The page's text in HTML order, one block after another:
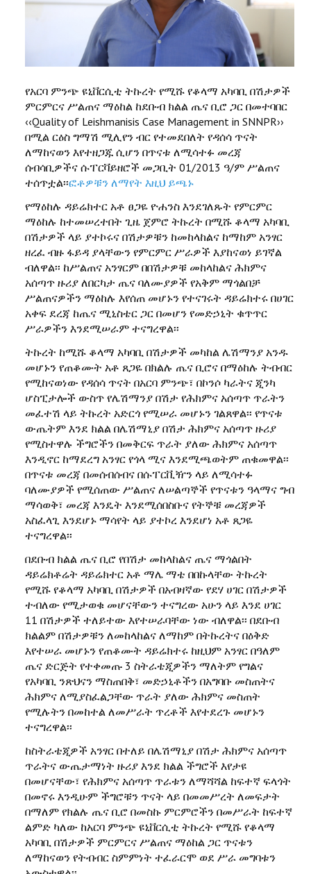
የአርባ ምንጭ ዩኒቨርሲቲ ትኩረት የሚሹ የቆላማ አካባቢ በሽታዎች
ምርምርና ሥልጠና ማዕከል ከደቡብ ክልል ጤና ቢሮ ጋር በመተባበር
‹‹Quality of Leishmanisis Case Management in SNNPR››
በሚል ርዕስ ግማሽ ሚሊየን ብር የተመደበለት የዳሰሳ ጥናት
ለማከናወን እየተዘጋጁ ሲሆን በጥናቱ ለሚሳተፉ መረጃ
ሰብሳቢዎችና ሱፐርቫይዘሮች መጋቢት 01/2013 ዓ/ም ሥልጠና
ተሰጥቷል፡፡ፎቶዎቹን ለማየት እዚህ ይጫኑ
የማዕከሉ ዳይሬክተር አቶ ፀጋዬ ዮሐንስ እንደገለጹት የምርምር
ማዕከሉ ከተመሠረተበት ጊዜ ጀምሮ ትኩረት በሚሹ ቆላማ አካባቢ
በሽታዎች ላይ ያተኮሩና በሽታዎቹን ከመከላከልና ከማከም አንፃር
ዘረፈ ብዙ ፋይዳ ያላቸውን የምርምር ሥራዎች እያከናወነ ይገኛል
ብለዋል፡፡ ከሥልጠና አንፃርም በበሽታዎቹ መከላከልና ሕክምና
አሰጣጥ ዙሪያ ለበርካታ ጤና ባለሙያዎች የአቅም ማጎልበቻ
ሥልጠናዎችን ማዕከሉ እየሰጠ መሆኑን የተናገሩት ዳይሬክተሩ በሀገር
አቀፍ ደረጃ ከጤና ሚኒስቴር ጋር በመሆን የመድኃኒት ቁጥጥር
ሥራዎችን እንደሚሠራም ተናግረዋል፡፡
ትኩረት ከሚሹ ቆላማ አካባቢ በሽታዎች መካከል ሌሽማንያ አንዱ
መሆኑን የጠቆሙት አቶ ጸጋዬ በክልሉ ጤና ቢሮና በማዕከሉ ትብብር
የሚከናወነው የዳሰሳ ጥናት በአርባ ምንጭ፣ በኮንሶ ካራትና ጂንካ
ሆስፒታሎች ውስጥ የሌሽማንያ በሽታ የሕክምና አሰጣጥ ጥራትን
መፈተሽ ላይ ትኩረት አድርጎ የሚሠራ መሆኑን ገልጸዋል፡፡ የጥናቱ
ውጤትም እንደ ክልል በሌሽማኒያ በሽታ ሕክምና አሰጣጥ ዙሪያ
የሚስተዋሉ ችግሮችን በመቅርፍ ጥራት ያለው ሕክምና አሰጣጥ
እንዲኖር ከማደረግ አንፃር የጎላ ሚና እንደሚጫወትም ጠቁመዋል፡፡
በጥናቱ መረጃ በመሰብሰብና በሱፐርቪዥን ላይ ለሚሳተፉ
ባለሙያዎች የሚሰጠው ሥልጠና ለሠልጣኞች የጥናቱን ዓላማና ግብ
ማሳወቅ፣ መረጃ እንዴት እንደሚሰበስቡና የትኞቹ መረጃዎች
አስፈላጊ እንደሆኑ ማሳየት ላይ ያተኮረ እንደሆነ አቶ ጸጋዬ
ተናግረዋል፡፡
በደቡብ ክልል ጤና ቢሮ የበሽታ መከላከልና ጤና ማጎልበት
ዳይሬክቶሬት ዳይሬክተር አቶ ማሌ ማቴ በበኩላቸው ትኩረት
የሚሹ የቆላማ አካባቢ በሽታዎች በአብዛኛው የደሃ ሀገር በሽታዎች
ተብለው የሚታወቁ መሆናቸውን ተናግረው አሁን ላይ እንደ ሀገር
11 በሽታዎች ተለይተው እየተሠራባቸው ነው ብለዋል፡፡ በደቡብ
ክልልም በሽታዎቹን ለመከላከልና ለማከም በትኩረትና በዕቅድ
እየተሠራ መሆኑን የጠቆሙት ዳይሬክተሩ ከዚህም አንፃር በዓለም
ጤና ድርጅት የተቀመጡ 3 ስትራቴጂዎችን ማለትም የግልና
የአካባቢ ንጽህናን ማስጠበቅ፣ መድኃኒቶችን በአግባቡ መስጠትና
ሕክምና ለሚያስፈልጋቸው ጥራት ያለው ሕክምና መስጠት
የሚሉትን በመከተል ለመሥራት ጥረቶች እየተደረጉ መሆኑን
ተናግረዋል፡፡
ከስትራቴጂዎች አንፃር በተለይ በሌሽማኒያ በሽታ ሕክምና አሰጣጥ
ጥራትና ውጤታማነት ዙሪያ እንደ ክልል ችግሮች እየታዩ
በመሆናቸው፣ የሕክምና አሰጣጥ ጥራቱን ለማሻሻል ከፍተኛ ፍላጎት
በመኖሩ እንዲሁም ችግሮቹን ጥናት ላይ በመመሥረት ለመፍታት
በማለም የክልሉ ጤና ቢሮ በመስኩ ምርምሮችን በመሥራት ከፍተኛ
ልምድ ካለው ከአርባ ምንጭ ዩኒቨርሲቲ ትኩረት የሚሹ የቆላማ
አካባቢ በሽታዎች ምርምርና ሥልጠና ማዕከል ጋር ጥናቱን
ለማከናወን የትብብር ስምምነት ተፈራርሞ ወደ ሥራ መግባቱን